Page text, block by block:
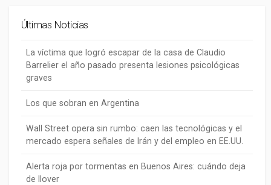
Últimas Noticias
La víctima que logró escapar de la casa de Claudio
Barrelier el año pasado presenta lesiones psicológicas
graves
Los que sobran en Argentina
Wall Street opera sin rumbo: caen las tecnológicas y el
mercado espera señales de Irán y del empleo en EE.UU.
Alerta roja por tormentas en Buenos Aires: cuándo deja
de llover